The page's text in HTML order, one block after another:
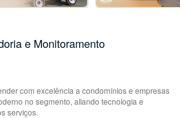
e Monitoramento
com excelência a condomínios e empresas
no segmento, aliando tecnologia e
serviços.